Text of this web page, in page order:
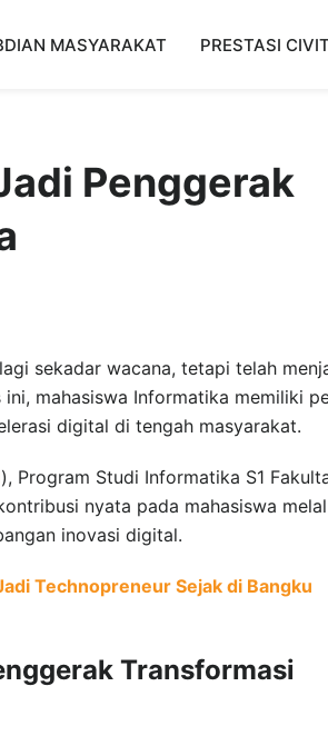
MASYARAKAT PRESTASI
Penggerak
sekadar wacana, tetapi telah
mahasiswa Informatika memiliki
digital di tengah masyarakat.
), Program Studi Informatika S1
nyata pada mahasiswa
inovasi digital.
Technopreneur Sejak di Bangku
Transformasi